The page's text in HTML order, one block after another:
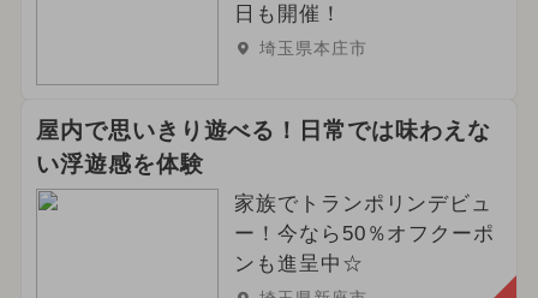
日も開催！
埼玉県本庄市
屋内で思いきり遊べる！日常では味わえな
い浮遊感を体験
家族でトランポリンデビュ
ー！今なら50％オフクーポ
ンも進呈中☆